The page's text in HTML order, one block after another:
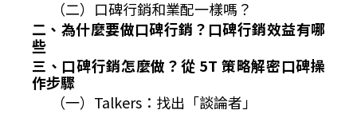
（二）口碑行銷和業配一樣嗎？
二、為什麼要做口碑行銷？口碑行銷效益有哪
些
三、口碑行銷怎麼做？從 5T 策略解密口碑操
作步驟
（一）Talkers：找出「談論者」